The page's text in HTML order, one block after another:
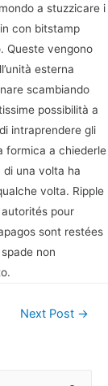
a stuzzicare i
con bitstamp
Queste vengono
esterna
scambiando
possibilità a
intraprendere gli
formica a chiederle
una volta ha
volta. Ripple
pour
sont restées
non
Next Post →